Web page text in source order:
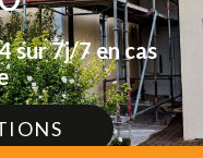
sur 7j/7 en cas